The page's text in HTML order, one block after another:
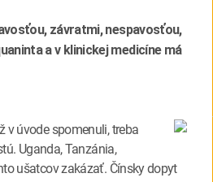
závratmi, nespavosťou,
a v klinickej medicíne má
v úvode spomenuli, treba
Uganda, Tanzánia,
ušatcov zakázať. Čínsky dopyt